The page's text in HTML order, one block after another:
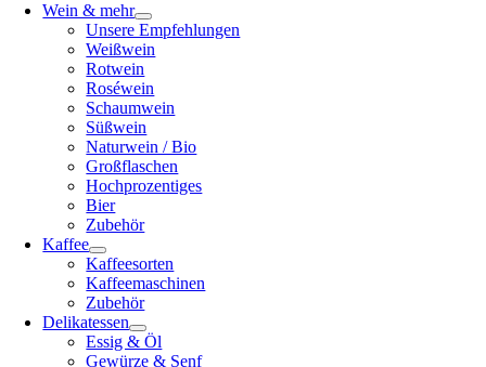
Wein & mehr
Unsere Empfehlungen
Weißwein
Rotwein
Roséwein
Schaumwein
Süßwein
Naturwein / Bio
Großflaschen
Hochprozentiges
Bier
Zubehör
Kaffee
Kaffeesorten
Kaffeemaschinen
Zubehör
Delikatessen
Essig & Öl
Gewürze & Senf